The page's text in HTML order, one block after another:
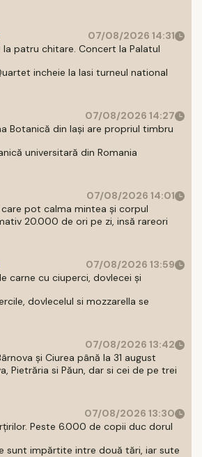
07/08/2026 14:31
patru chitare. Concert la Palatul
incheie la Iasi turneul national
07/08/2026 14:27
Botanică din Iași are propriul timbru
universitară din Romania
07/08/2026 14:01
care pot calma mintea și corpul
20.000 de ori pe zi, insă rareori
07/08/2026 13:59
carne cu ciuperci, dovlecei și
dovlecelul si mozzarella se
07/08/2026 13:42
și Ciurea până la 31 august
Pietrăria si Păun, dar si cei de pe trei
07/08/2026 13:30
Peste 6.000 de copii duc dorul
sunt impărtite intre două tări, iar sute